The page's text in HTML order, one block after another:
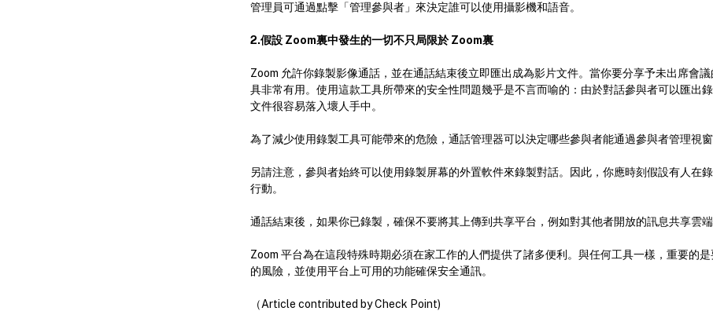
管理員可通過點擊「管理參與者」來決定誰可以使用攝影機和語音。
2.假設 Zoom裏中發生的一切不只局限於 Zoom裏
Zoom 允許你錄製影像通話，並在通話結束後立即匯出成為影片文件。當你要分享予未出席會
具非常有用。使用這款工具所帶來的安全性問題幾乎是不言而喻的：由於對話參與者可以匯出
文件很容易落入壞人手中。
為了減少使用錄製工具可能帶來的危險，通話管理器可以決定哪些參與者能通過參與者管理視窗
另請注意，參與者始終可以使用錄製屏幕的外置軟件來錄製對話。因此，你應時刻假設有人在
行動。
通話結束後，如果你已錄製，確保不要將其上傳到共享平台，例如對其他者開放的訊息共享雲端
Zoom 平台為在這段特殊時期必須在家工作的人們提供了諸多便利。與任何工具一樣，重要的
的風險，並使用平台上可用的功能確保安全通訊。
（Article contributed by Check Point)